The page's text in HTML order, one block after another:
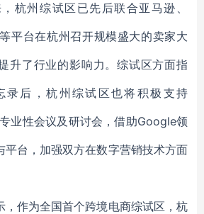
杭州综试区已先后联合亚马逊、
平台在杭州召开规模盛大的卖家大
升了行业的影响力。综试区方面指
录后，杭州综试区也将积极支持
业性会议及研讨会，借助Google领
平台，加强双方在数字营销技术方面
，作为全国首个跨境电商综试区，杭